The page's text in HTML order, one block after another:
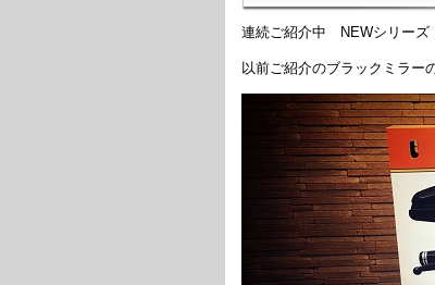
連続ご紹介中 NEWシリーズ
以前ご紹介のブラックミラー